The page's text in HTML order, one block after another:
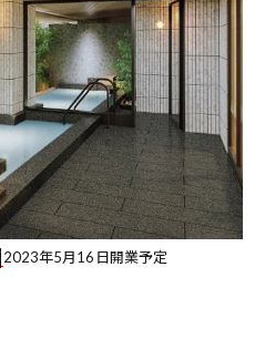
2023年5月16日開業予定